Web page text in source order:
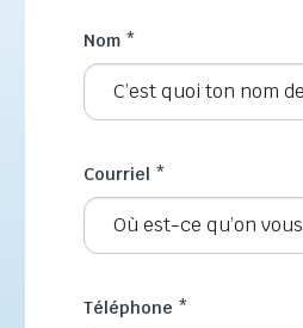
Nom *
Courriel *
Téléphone *